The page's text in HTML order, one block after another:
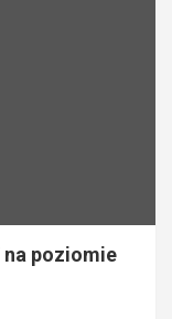
na poziomie